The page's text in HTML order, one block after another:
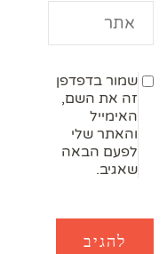
שמור בדפדפן
זה את השם,
האימייל
והאתר שלי
לפעם הבאה
שאגיב.